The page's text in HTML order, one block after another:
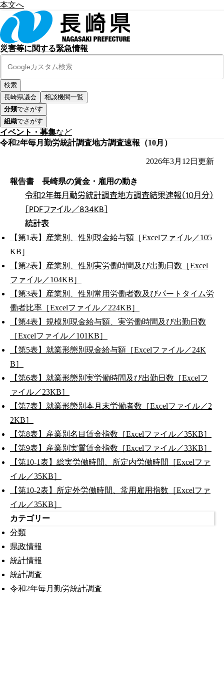
本文へ
災害等に関する緊急情報
長崎県議会
相談機関一覧
分類でさがす
組織でさがす
イベント・募集など
令和2年毎月勤労統計調査地方調査速報（10月）
2026年3月12日 更新
報告書 長崎県の賃金・雇用の動き
令和2年毎月勤労統計調査地方調査結果速報（10月分）
［PDFファイル／834KB］
統計表
【第1表】産業別、性別現金給与額［Excelファイル／105
KB］
【第2表】産業別、性別実労働時間及び出勤日数［Excel
ファイル／104KB］
【第3表】産業別、性別常用労働者数及びパートタイム労
働者比率［Excelファイル／224KB］
【第4表】規模別現金給与額、実労働時間及び出勤日数
［Excelファイル／101KB］
【第5表】就業形態別現金給与額［Excelファイル／24K
B］
【第6表】就業形態別実労働時間及び出勤日数［Excelフ
ァイル／23KB］
【第7表】就業形態別本月末労働者数［Excelファイル／2
2KB］
【第8表】産業別名目賃金指数［Excelファイル／35KB］
【第9表】産業別実質賃金指数［Excelファイル／33KB］
【第10-1表】総実労働時間、所定内労働時間［Excelファ
イル／35KB］
【第10-2表】所定外労働時間、常用雇用指数［Excelファ
イル／35KB］
カテゴリー
分類
県政情報
統計情報
統計調査
令和2年毎月勤労統計調査